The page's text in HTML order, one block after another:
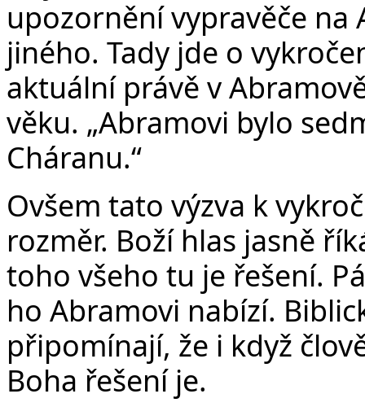
upozornění vypravěče na
jiného. Tady jde o
aktuální právě v
věku. „Abramovi bylo
Cháranu.“
Ovšem tato výzva k
rozměr. Boží hlas jasně
toho všeho tu je řešení.
ho Abramovi nabízí.
připomínají, že i když
Boha řešení je.